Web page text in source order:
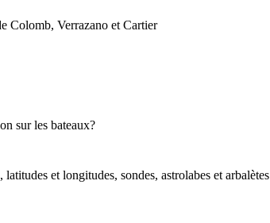
Colomb, Verrazano et Cartier
sur les bateaux?
et longitudes, sondes, astrolabes et arbalètes